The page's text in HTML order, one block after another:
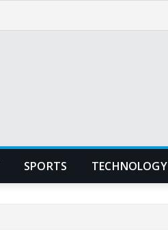
SPORTS TECHNOLOGY